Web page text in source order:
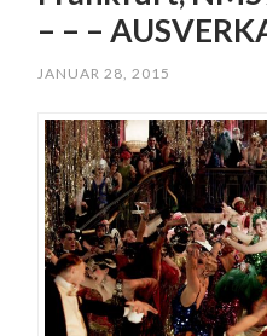
– – –
JANUAR 28, 2015